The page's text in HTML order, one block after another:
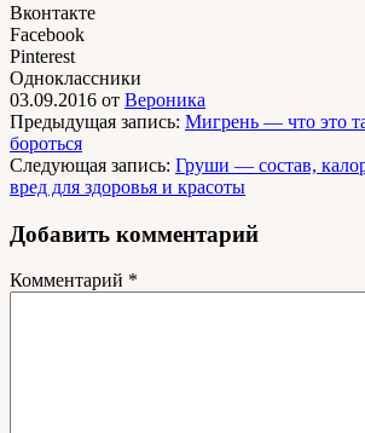
Вконтакте
Facebook
Pinterest
Одноклассники
03.09.2016 от Вероника
Предыдущая запись: Мигрень — что это
бороться
Следующая запись: Груши — состав,
вред для здоровья и красоты
Добавить комментарий
Комментарий *